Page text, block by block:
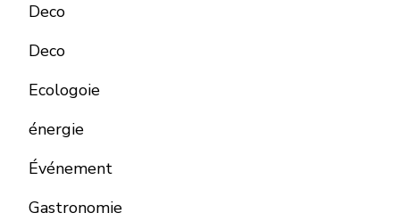
Deco
Deco
Ecologoie
énergie
Événement
Gastronomie